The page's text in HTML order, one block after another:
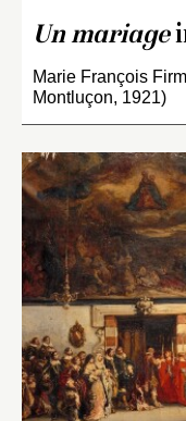
Un mariage
Marie François
Montluçon, 1921)